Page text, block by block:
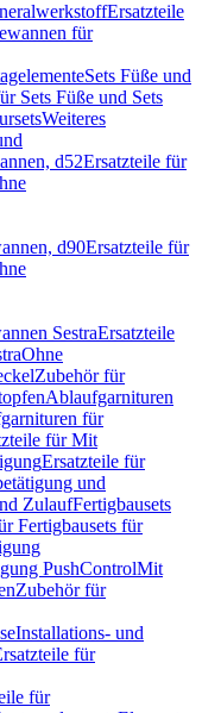
Ersatzteile
für
Sets Füße und
Sets Füße und Sets
Weiteres
d52Ersatzteile für
d90Ersatzteile für
SestraErsatzteile
Ohne
Zubehör für
Ablaufgarnituren
für
für Mit
Ersatzteile für
und
ZulaufFertigbausets
Fertigbausets für
PushControlMit
Zubehör für
Installations- und
für
für